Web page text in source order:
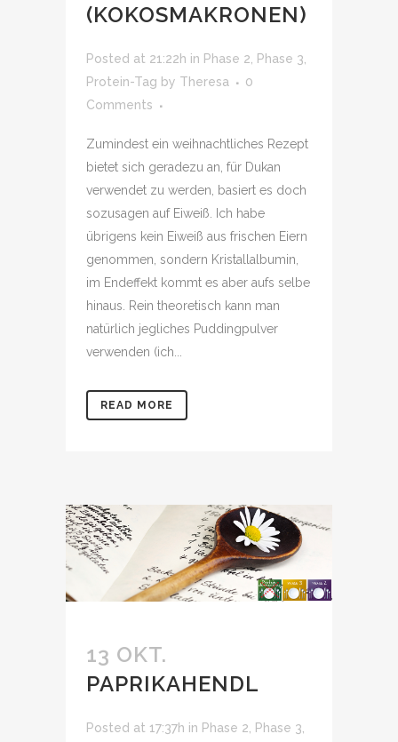
(KOKOSMAKRONEN)
Posted at 21:22h in Phase 2 Phase 3
Protein-Tag by Theresa
0
Comments
Zumindest ein weihnachtliches Rezept
bietet sich geradezu an, für Dukan
verwendet zu werden, basiert es doch
sozusagen auf Eiweiß. Ich habe
übrigens kein Eiweiß aus frischen Eiern
genommen, sondern Kristallalbumin,
im Endeffekt kommt es aber aufs selbe
hinaus. Rein theoretisch kann man
natürlich jegliches Puddingpulver
verwenden (ich...
READ MORE
13 OKT.
PAPRIKAHENDL
Posted at 17:37h in Phase 2 Phase 3